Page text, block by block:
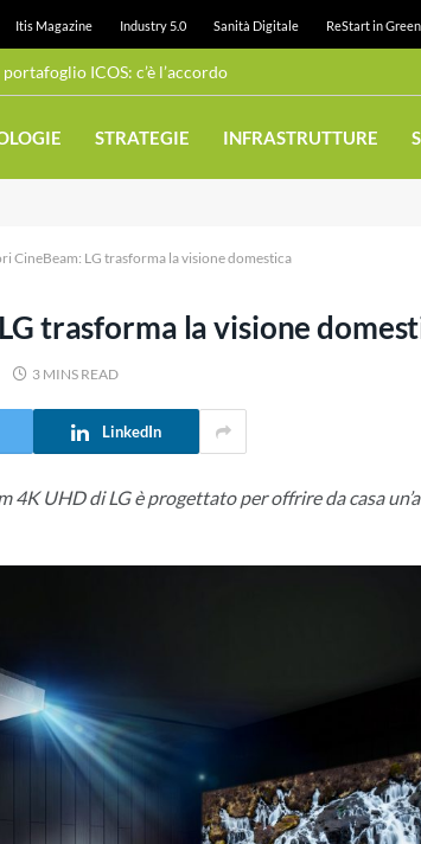
Itis Magazine Industry 5.0 Sanità Digitale ReStart in Green
ICOS: c’è l’accordo
STRATEGIE INFRASTRUTTURE
CineBeam: LG trasforma la visione domestica
trasforma la visione
3 MINS READ
LinkedIn
4K UHD di LG è progettato per offrire da casa